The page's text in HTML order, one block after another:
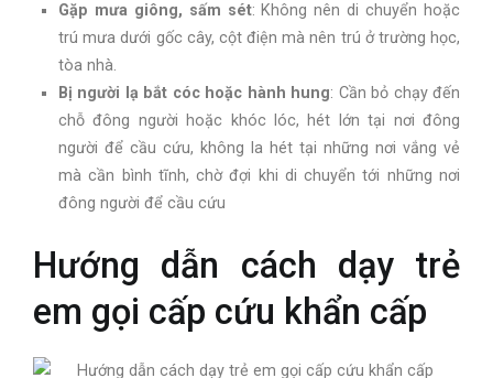
Gặp mưa giông, sấm sét: Không nên di chuyển hoặc
trú mưa dưới gốc cây, cột điện mà nên trú ở trường học,
tòa nhà.
Bị người lạ bắt cóc hoặc hành hung: Cần bỏ chạy đến
chỗ đông người hoặc khóc lóc, hét lớn tại nơi đông
người để cầu cứu, không la hét tại những nơi vắng vẻ
mà cần bình tĩnh, chờ đợi khi di chuyển tới những nơi
đông người để cầu cứu
Hướng dẫn cách dạy trẻ
em gọi cấp cứu khẩn cấp